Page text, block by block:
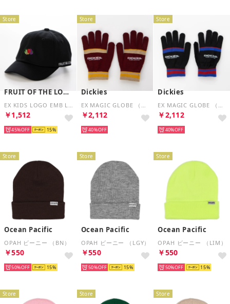
Store
FRUIT OF THE LOOM
￥1,512
45% 15
Store
Dickies
￥2,112
40%
Store
Dickies
￥2,112
40%
Store
Ocean Pacific
OPAH ビーニー （BN）
￥550
50% 15
Store
Ocean Pacific
OPAH ビーニー （LGY）
￥550
50% 15
Store
Ocean Pacific
OPAH ビーニー （LIM）
￥550
50% 15
Store Store Store